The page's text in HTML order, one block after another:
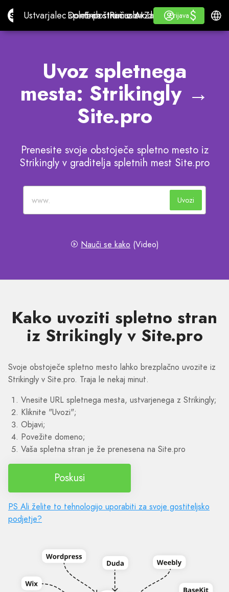
Site.proUstvarjalec spletnih strani z AI
Ustvarjalec spletnih strani z AI
Domene
DomeneE-poštni naslov
E-poštni naslov
Računovodski program
Računovodski program
Za
Za preprodajalce
WHITE LABEL
Učiti se
Učiti se
Prijava
Prijava
Prijava $
$
Uvoz spletnega
mesta: Strikingly →
Site.pro
Prenesite svoje obstoječe spletno mesto iz
Strikingly v graditelja spletnih mest Site.pro
Uvozi
Nauči se kako (Video)
Kako uvoziti spletno stran
iz Strikingly v Site.pro
Svoje obstoječe spletno mesto lahko brezplačno uvozite iz
Strikingly v Site.pro. Traja le nekaj minut.
Vnesite URL spletnega mesta, ustvarjenega z Strikingly;
Kliknite "Uvozi";
Objavi;
Povežite domeno;
Vaša spletna stran je že prenesena na Site.pro
Poskusi
PS Ali želite to tehnologijo uporabiti za svoje gostiteljsko
podjetje?